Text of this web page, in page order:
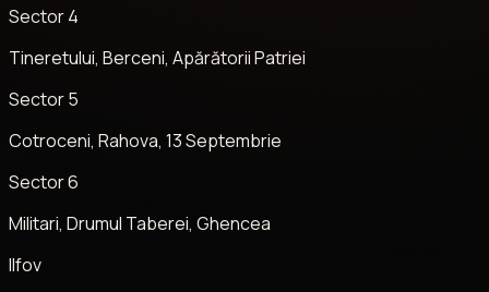
Sector 4
Tineretului, Berceni, Apărătorii Patriei
Sector 5
Cotroceni, Rahova, 13 Septembrie
Sector 6
Militari, Drumul Taberei, Ghencea
Ilfov